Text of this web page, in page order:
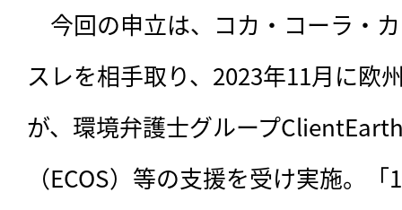
今回の申立は、 コカ・コーラ・
スレを相手取り、2023年11月に欧
が、環境弁護士グループ
（ECOS）等の支援を受け実施。